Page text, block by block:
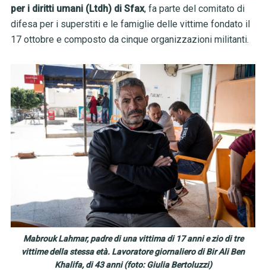
per i diritti umani (Ltdh) di Sfax, fa parte del comitato di
difesa per i superstiti e le famiglie delle vittime fondato il
17 ottobre e composto da cinque organizzazioni militanti.
Mabrouk Lahmar, padre di una vittima di 17 anni e zio di tre
vittime della stessa età. Lavoratore giornaliero di Bir Ali Ben
Khalifa, di 43 anni (foto: Giulia Bertoluzzi)